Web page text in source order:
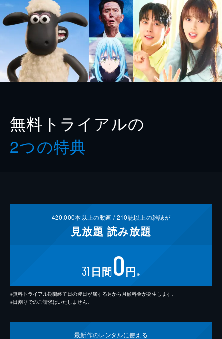
無料トライアルの
2つの特典
420,000本以上の動画 /210誌以上の雑誌が
見放題 読み放題
31 日間0円 ※
※無料トライアル期間終了日の翌日が属する月から月額料金が発生します。
※日割りでのご請求はいたしません。
最新作のレンタルに使える